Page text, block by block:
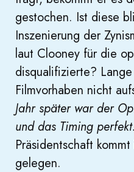
gestochen. Ist diese
Inszenierung der
laut Clooney für die
disqualifizierte?
Filmvorhaben nicht
Jahr später war der
und das Timing perfekt.
Präsidentschaft
gelegen.